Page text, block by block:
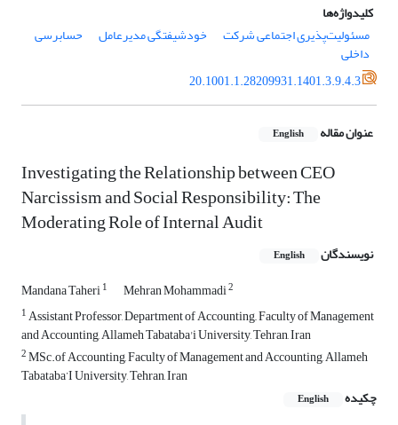
کلیدواژه‌ها
مسئولیت‌پذیری اجتماعی شرکت
خودشیفتگی مدیرعامل حسابرسی
داخلی
20.1001.1.28209931.1401.3.9.4.3
عنوان مقاله English
Investigating the Relationship between CEO
Narcissism and Social Responsibility: The
Moderating Role of Internal Audit
نویسندگان English
Mandana Taheri1 Mehran Mohammadi2
1Assistant Professor, Department of Accounting,, Faculty of Management
and Accounting, Allameh Tabataba'i University, Tehran, Iran
2MSc.of Accounting, Faculty of Management and Accounting, Allameh
Tabataba’I University, Tehran, Iran
چکیده
English